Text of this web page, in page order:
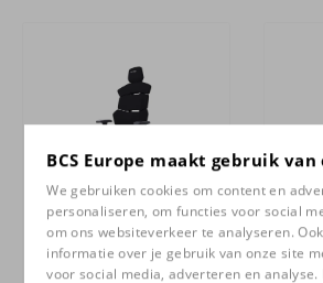
BCS Europe maakt gebruik van
We gebruiken cookies om content en
personaliseren, om functies voor social
om ons websiteverkeer te analyseren.
informatie over je gebruik van onze site
voor social media, adverteren en analyse.
RECARO Nxt Gaming